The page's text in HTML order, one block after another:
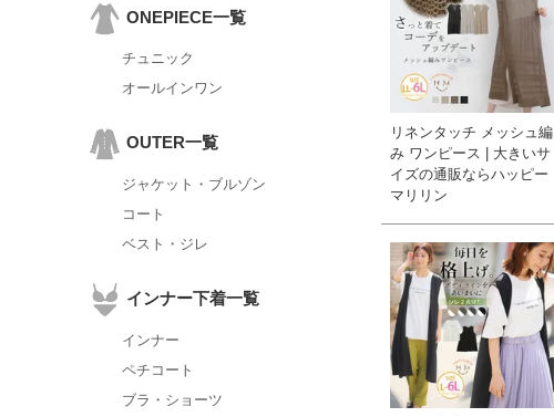
ONEPIECE一覧
チュニック
オールインワン
OUTER一覧
ジャケット・ブルゾン
コート
ベスト・ジレ
インナー下着一覧
インナー
ペチコート
ブラ・ショーツ
リネンタッチ メッシュ編
み ワンピース | 大きいサ
イズの通販ならハッピー
マリリン